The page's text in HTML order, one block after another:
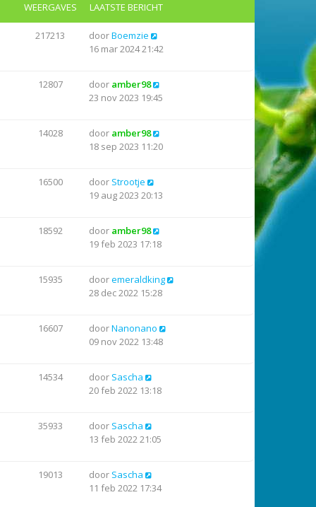
WEERGAVES LAATSTE BERICHT
217213 doorBoemzie
16 mar 2024 21:42
12807 door amber98
23 nov 2023 19:45
14028 door amber98
18 sep 2023 11:20
16500 door Strootje
19 aug 2023 20:13
18592 door amber98
19 feb 2023 17:18
15935 dooremeraldking
28 dec 2022 15:28
16607 doorNanonano
09 nov 2022 13:48
14534 door Sascha
20 feb 2022 13:18
35933 door Sascha
13 feb 2022 21:05
19013 door Sascha
11 feb 2022 17:34